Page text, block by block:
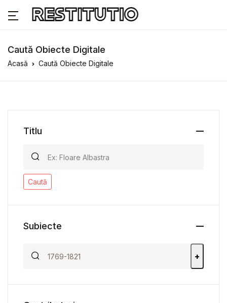
Caută Obiecte Digitale
Acasă Caută Obiecte Digitale
Titlu
Caută
Subiecte
+